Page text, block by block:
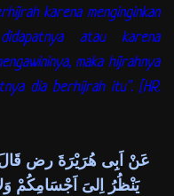
karena menginginkan
atau karena
maka hijrahnya
dia berhijrah itu". [HR.
عَنْ اَبِى هُرَيْرَةَ رض
يَنْظُرُ اِلىَ اَجْسَامِكُمْ